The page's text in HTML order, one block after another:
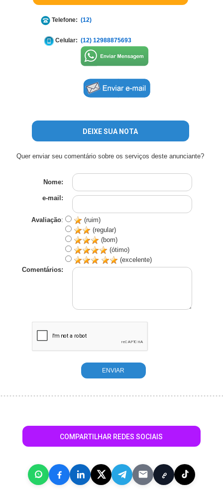
Telefone: (12)
Celular: (12) 12988875693
DEIXE SUA NOTA
Quer enviar seu comentário sobre os serviços deste anunciante?
Nome:
e-mail:
Avaliação:
(ruim)
(regular)
(bom)
(ótimo)
(excelente)
Comentários:
COMPARTILHAR REDES SOCIAIS